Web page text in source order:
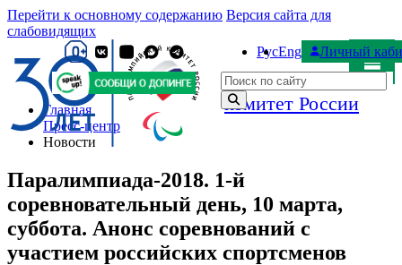
Перейти к основному содержанию Версия сайта для
слабовидящих
Паралимпийский
комитет России
РусEng
Личный
Поиск по сайту
Главная
Пресс-центр
Новости
Паралимпиада-2018. 1-й
соревновательный день, 10 марта,
суббота. Анонс соревнований с
участием российских спортсменов